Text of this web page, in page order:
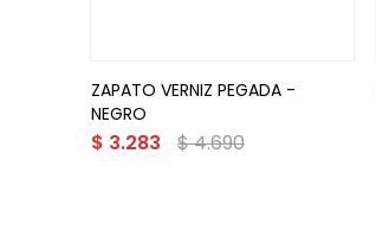
ZAPATO VERNIZ PEGADA -
NEGRO
$ 3.283 $4.690